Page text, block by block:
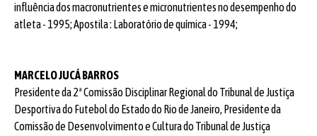
influência dos macronutrientes e micronutrientes no desempenho do
atleta - 1995; Apostila : Laboratório de química - 1994;
MARCELO JUCÁ BARROS
Presidente da 2ª Comissão Disciplinar Regional do Tribunal de Justiça
Desportiva do Futebol do Estado do Rio de Janeiro, Presidente da
Comissão de Desenvolvimento e Cultura do Tribunal de Justiça